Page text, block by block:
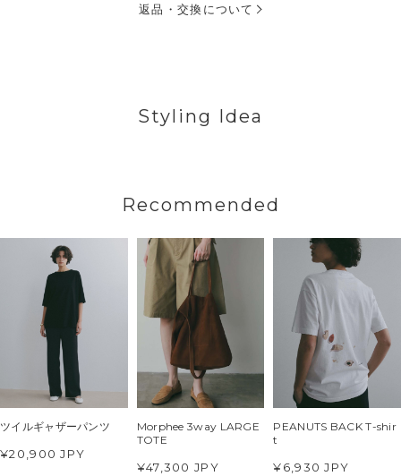
返品・交換について
Styling Idea
Recommended
ツイルギャザーパンツ
¥20,900 JPY
Morphee 3way LARGE
TOTE
¥47,300 JPY
PEANUTS BACK T-shir
t
¥6,930 JPY